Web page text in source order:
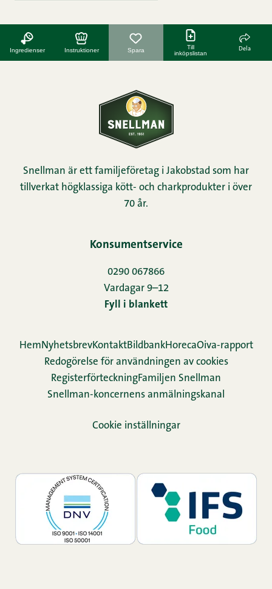
Ingredienser Instruktioner Spara
Till
inköpslistan
Dela
Snellman är ett familjeföretag i Jakobstad som har
tillverkat högklassiga kött- och charkprodukter i över
70 år.
Konsumentservice
0290 067866
Vardagar 9–12
Fyll i blankett
HemNyhetsbrevKontaktBildbankHorecaOiva-rapport
Redogörelse för användningen av cookies
Re­gis­ter­för­teck­ningFamiljen Snellman
Snellman-koncernens anmälningskanal
Cookie inställningar